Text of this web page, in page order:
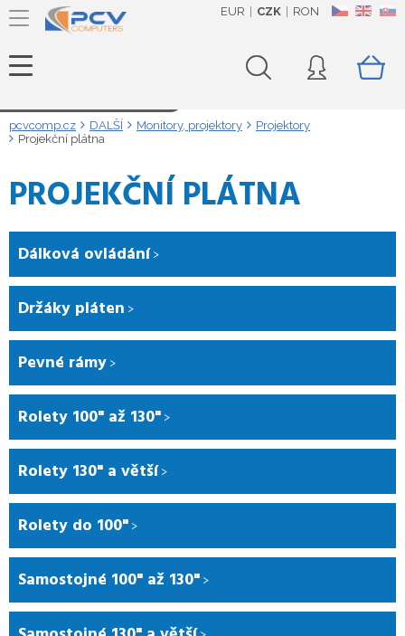
CZ EN SK
EUR CZK RON
pcvcomp.cz DALŠÍ Monitory, projektory
Projektory
Projekční plátna
PROJEKČNÍ PLÁTNA
Dálková ovládání
Držáky pláten
Pevné rámy
Rolety 100" až 130"
Rolety 130" a větší
Rolety do 100"
Samostojné 100" až 130"